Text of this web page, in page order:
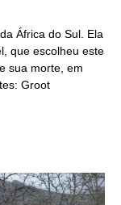
África do Sul. Ela
que escolheu este
sua morte, em
Groot